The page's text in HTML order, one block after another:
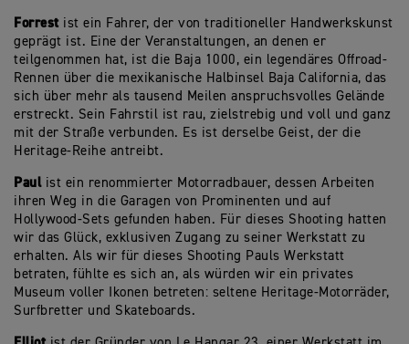
Forrest ist ein Fahrer, der von traditioneller Handwerkskunst
geprägt ist. Eine der Veranstaltungen, an denen er
teilgenommen hat, ist die Baja 1000, ein legendäres Offroad-
Rennen über die mexikanische Halbinsel Baja California, das
sich über mehr als tausend Meilen anspruchsvolles Gelände
erstreckt. Sein Fahrstil ist rau, zielstrebig und voll und ganz
mit der Straße verbunden. Es ist derselbe Geist, der die
Heritage-Reihe antreibt.
Paul ist ein renommierter Motorradbauer, dessen Arbeiten
ihren Weg in die Garagen von Prominenten und auf
Hollywood-Sets gefunden haben. Für dieses Shooting hatten
wir das Glück, exklusiven Zugang zu seiner Werkstatt zu
erhalten. Als wir für dieses Shooting Pauls Werkstatt
betraten, fühlte es sich an, als würden wir ein privates
Museum voller Ikonen betreten: seltene Heritage-Motorräder,
Surfbretter und Skateboards.